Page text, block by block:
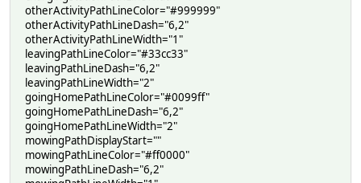
otherActivityPathLineColor="#999999"
otherActivityPathLineDash="6,2"
otherActivityPathLineWidth="1"
leavingPathLineColor="#33cc33"
leavingPathLineDash="6,2"
leavingPathLineWidth="2"
goingHomePathLineColor="#0099ff"
goingHomePathLineDash="6,2"
goingHomePathLineWidth="2"
mowingPathDisplayStart=""
mowingPathLineColor="#ff0000"
mowingPathLineDash="6,2"